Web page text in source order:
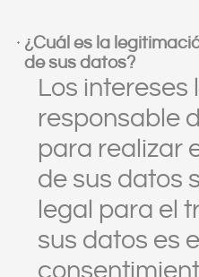
¿Cuál es la
de sus datos?
Los intereses
responsable
para realizar
de sus datos
legal para el
sus datos es